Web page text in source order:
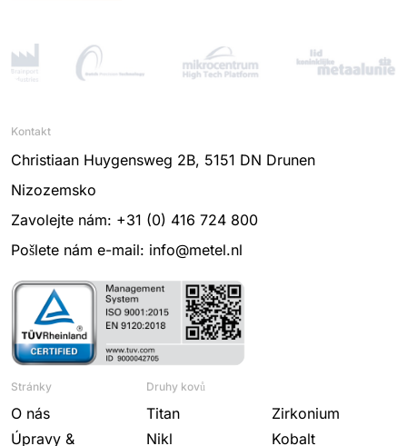
Kontakt
Christiaan Huygensweg 2B, 5151 DN Drunen
Nizozemsko
Zavolejte nám: +31 (0) 416 724 800
Pošlete nám e-mail: info@metel.nl
Stránky
O nás
Úpravy &
Druhy kovů
Titan
Zirkonium
Nikl
Kobalt